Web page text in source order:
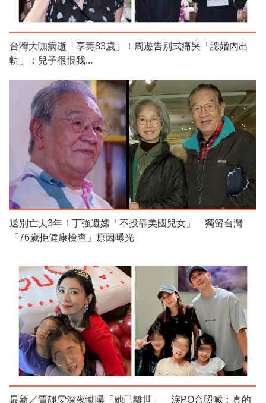
台灣大咖病逝「享壽83歲」！周遊告別式痛哭「認婚內出
軌」：兒子很恨我...
送別亡夫3年！丁強遺孀「不投靠美國兒女」 獨留台灣
「76歲拒健康檢查」原因曝光
最新／賈靜雯深夜慟曝「她已離世」 淚PO合照喊：真的